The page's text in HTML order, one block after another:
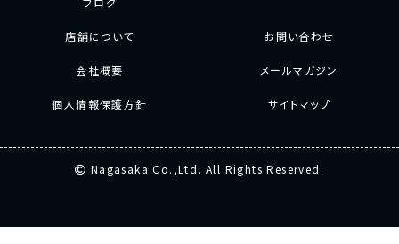
店舗について
会社概要
個人情報保護方針
お問い合わせ
メールマガジン
サイトマップ
Nagasaka Co.,Ltd. All Rights Reserved.